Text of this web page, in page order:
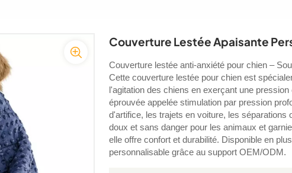
Couverture Lestée Apaisante
Couverture lestée anti-anxiété pour chien –
Cette couverture lestée pour chien est
l'agitation des chiens en exerçant une
éprouvée appelée stimulation par pression
d'artifice, les trajets en voiture, les séparations
doux et sans danger pour les animaux et
elle offre confort et durabilité. Disponible en
personnalisable grâce au support OEM/ODM.